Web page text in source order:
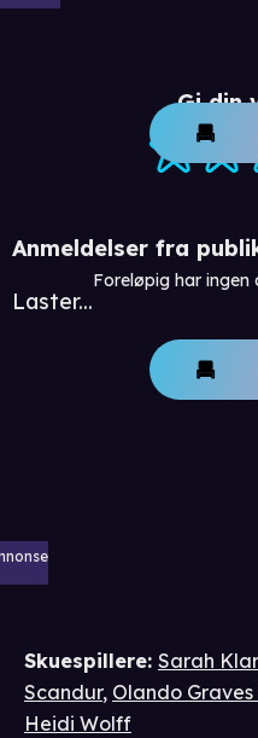
Gi din
Anmeldelser fra
Laster...
Foreløpig har
Skuespillere: Sarah
Scandur, Olando
Heidi Wolff